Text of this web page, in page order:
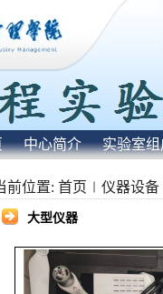
中心简介 实验室组
前位置: 首页 仪器设备
大型仪器